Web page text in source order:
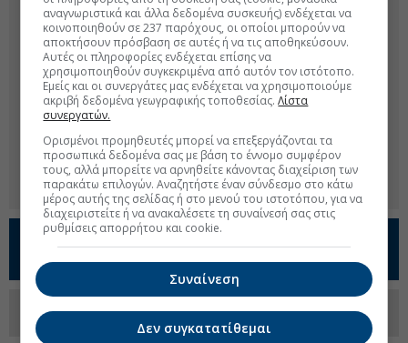
Προσθέστε το
Discover!
στο Linkedin
αναγνωριστικά και άλλα δεδομένα συσκευής) ενδέχεται να
κοινοποιηθούν σε 237 παρόχους, οι οποίοι μπορούν να
αποκτήσουν πρόσβαση σε αυτές ή να τις αποθηκεύσουν.
Αυτές οι πληροφορίες ενδέχεται επίσης να
χρησιμοποιηθούν συγκεκριμένα από αυτόν τον ιστότοπο.
Εμείς και οι συνεργάτες μας ενδέχεται να χρησιμοποιούμε
ακριβή δεδομένα γεωγραφικής τοποθεσίας.Λίστα
συνεργατών.
Ορισμένοι προμηθευτές μπορεί να επεξεργάζονται τα
προσωπικά δεδομένα σας με βάση το έννομο συμφέρον
τους, αλλά μπορείτε να αρνηθείτε κάνοντας διαχείριση των
παρακάτω επιλογών. Αναζητήστε έναν σύνδεσμο στο κάτω
μέρος αυτής της σελίδας ή στο μενού του ιστοτόπου, για να
διαχειριστείτε ή να ανακαλέσετε τη συναίνεσή σας στις
ρυθμίσεις απορρήτου και cookie.
Συναίνεση
Δεν συγκατατίθεμαι